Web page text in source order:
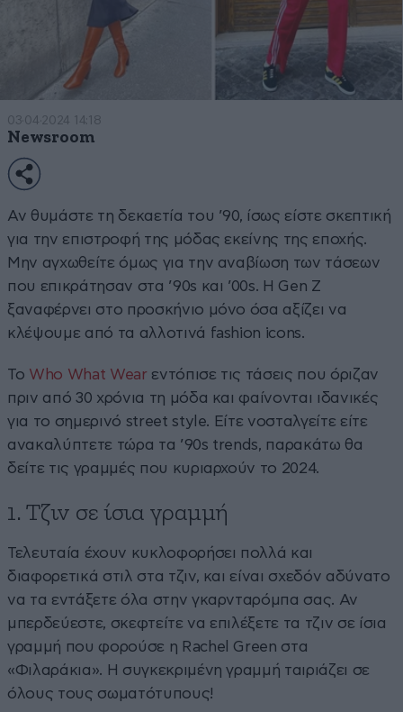
03·04·2024 14:18
Newsroom
Αν θυμάστε τη δεκαετία του ’90, ίσως είστε σκεπτική
για την επιστροφή της μόδας εκείνης της εποχής.
Μην αγχωθείτε όμως για την αναβίωση των τάσεων
που επικράτησαν στα ’90s και ’00s. Η Gen Z
ξαναφέρνει στο προσκήνιο μόνο όσα αξίζει να
κλέψουμε από τα αλλοτινά fashion icons.
Το Who What Wear εντόπισε τις τάσεις που όριζαν
πριν από 30 χρόνια τη μόδα και φαίνονται ιδανικές
για το σημερινό street style. Είτε νοσταλγείτε είτε
ανακαλύπτετε τώρα τα ’90s trends, παρακάτω θα
δείτε τις γραμμές που κυριαρχούν το 2024.
1. Τζιν σε ίσια γραμμή
Τελευταία έχουν κυκλοφορήσει πολλά και
διαφορετικά στιλ στα τζιν, και είναι σχεδόν αδύνατο
να τα εντάξετε όλα στην γκαρνταρόμπα σας. Αν
μπερδεύεστε, σκεφτείτε να επιλέξετε τα τζιν σε ίσια
γραμμή που φορούσε η Rachel Green στα
«Φιλαράκια». Η συγκεκριμένη γραμμή ταιριάζει σε
όλους τους σωματότυπους!